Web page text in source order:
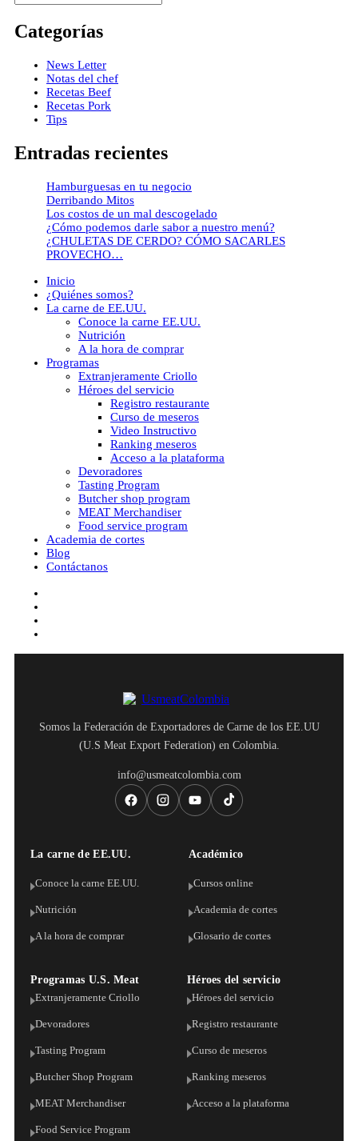
Categorías
News Letter
Notas del chef
Recetas Beef
Recetas Pork
Tips
Entradas recientes
Hamburguesas en tu negocio
Derribando Mitos
Los costos de un mal descogelado
¿Cómo podemos darle sabor a nuestro menú?
¿CHULETAS DE CERDO? CÓMO SACARLES
PROVECHO…
Close
Menu
Inicio
¿Quiénes somos?
La carne de EE.UU.
Conoce la carne EE.UU.
Nutrición
A la hora de comprar
Programas
Extranjeramente Criollo
Héroes del servicio
Registro restaurante
Curso de meseros
Video Instructivo
Ranking meseros
Acceso a la plataforma
Devoradores
Tasting Program
Butcher shop program
MEAT Merchandiser
Food service program
Academia de cortes
Blog
Contáctanos
La carne de EE.UU.
Conoce la carne EE.UU.
Nutrición
A la hora de comprar
Académico
Cursos online
Academia de cortes
Glosario de cortes
Programas U.S. Meat
Extranjeramente Criollo
Devoradores
Tasting Program
Butcher Shop Program
MEAT Merchandiser
Food Service Program
Héroes del servicio
Héroes del servicio
Registro restaurante
Curso de meseros
Ranking meseros
Acceso a la plataforma
Somos la Federación de Exportadores de Carne de los EE.UU
(U.S Meat Export Federation) en Colombia.
info@usmeatcolombia.com